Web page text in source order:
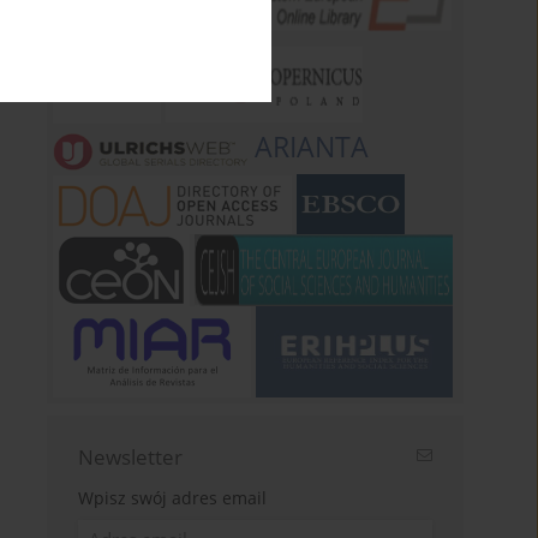
ARIANTA
Newsletter
Wpisz swój adres email